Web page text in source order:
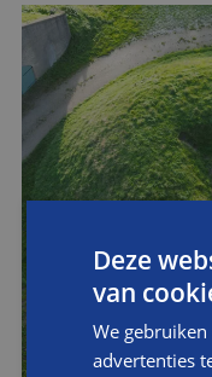
Deze
van
We
advertenties